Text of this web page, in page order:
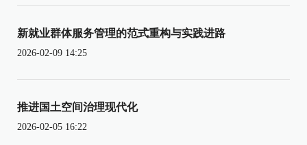
新就业群体服务管理的范式重构与实践进路
2026-02-09 14:25
推进国土空间治理现代化
2026-02-05 16:22